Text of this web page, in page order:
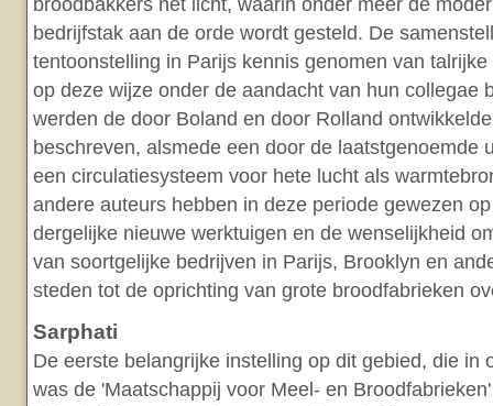
broodbakkers het licht, waarin onder meer de
bedrijfstak aan de orde wordt gesteld. De
tentoonstelling in Parijs kennis genomen van
op deze wijze onder de aandacht van hun collegae
werden de door Boland en door Rolland
beschreven, alsmede een door de laatstgenoemde
een circulatiesysteem voor hete lucht als
andere auteurs hebben in deze periode gewezen
dergelijke nieuwe werktuigen en de wenselijkheid
van soortgelijke bedrijven in Parijs, Brooklyn en
steden tot de oprichting van grote broodfabrieken
Sarphati
De eerste belangrijke instelling op dit gebied, die in
was de 'Maatschappij voor Meel- en